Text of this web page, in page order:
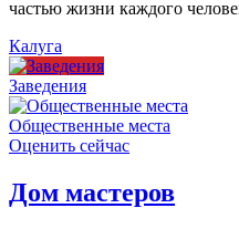
частью жизни каждого
Калуга
Заведения
Общественные места
Оценить сейчас
Дом мастеров